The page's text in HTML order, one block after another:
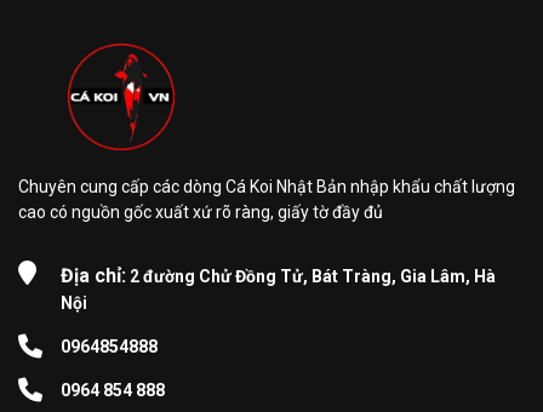
Chuyên cung cấp các dòng Cá Koi Nhật Bản nhập khẩu chất lượng
cao có nguồn gốc xuất xứ rõ ràng, giấy tờ đầy đủ
Địa chỉ: 2 đường Chử Đồng Tử, Bát Tràng, Gia Lâm, Hà
Nội
0964854888
0964 854 888